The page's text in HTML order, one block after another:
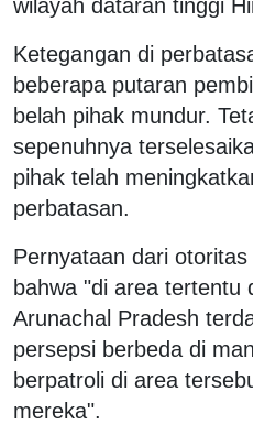
wilayah dataran tinggi
Ketegangan di
beberapa putaran
belah pihak mundur.
sepenuhnya
pihak telah
perbatasan.
Pernyataan dari
bahwa "di area tertentu
Arunachal Pradesh
persepsi berbeda di
berpatroli di area
mereka".